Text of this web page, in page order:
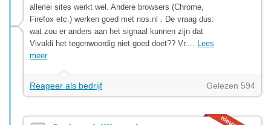
allerlei sites werkt wel. Andere browsers (Chrome,
Firefox etc.) werken goed met nos.nl . De vraag dus:
wat zou er anders aan het signaal kunnen zijn dat
Vivaldi het tegenwoordig niet goed doet?? Vr.... Lees
meer
Reageer als bedrijf Gelezen 594